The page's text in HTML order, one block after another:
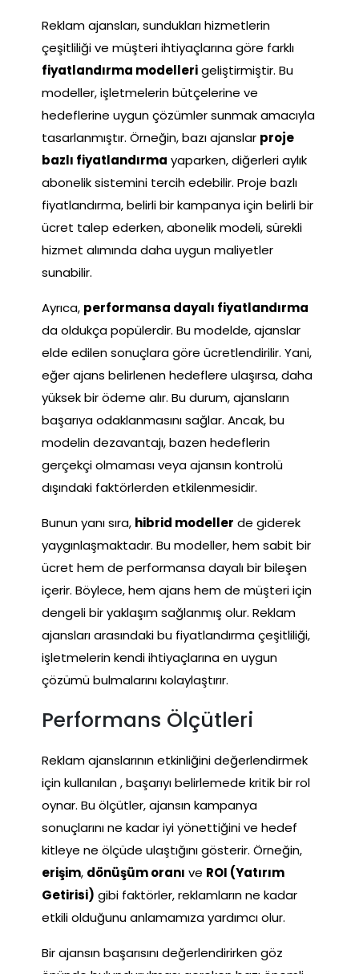
Reklam ajansları, sundukları hizmetlerin
çeşitliliği ve müşteri ihtiyaçlarına göre farklı
fiyatlandırma modellerigeliştirmiştir. Bu
modeller, işletmelerin bütçelerine ve
hedeflerine uygun çözümler sunmak amacıyla
tasarlanmıştır. Örneğin, bazı ajanslar proje
bazlı fiyatlandırma yaparken, diğerleri aylık
abonelik sistemini tercih edebilir. Proje bazlı
fiyatlandırma, belirli bir kampanya için belirli bir
ücret talep ederken, abonelik modeli, sürekli
hizmet alımında daha uygun maliyetler
sunabilir.
Ayrıca, performansa dayalı fiyatlandırma
da oldukça popülerdir. Bu modelde, ajanslar
elde edilen sonuçlara göre ücretlendirilir. Yani,
eğer ajans belirlenen hedeflere ulaşırsa, daha
yüksek bir ödeme alır. Bu durum, ajansların
başarıya odaklanmasını sağlar. Ancak, bu
modelin dezavantajı, bazen hedeflerin
gerçekçi olmaması veya ajansın kontrolü
dışındaki faktörlerden etkilenmesidir.
Bunun yanı sıra, hibrid modeller de giderek
yaygınlaşmaktadır. Bu modeller, hem sabit bir
ücret hem de performansa dayalı bir bileşen
içerir. Böylece, hem ajans hem de müşteri için
dengeli bir yaklaşım sağlanmış olur. Reklam
ajansları arasındaki bu fiyatlandırma çeşitliliği,
işletmelerin kendi ihtiyaçlarına en uygun
çözümü bulmalarını kolaylaştırır.
Performans Ölçütleri
Reklam ajanslarının etkinliğini değerlendirmek
için kullanılan , başarıyı belirlemede kritik bir rol
oynar. Bu ölçütler, ajansın kampanya
sonuçlarını ne kadar iyi yönettiğini ve hedef
kitleye ne ölçüde ulaştığını gösterir. Örneğin,
erişim, dönüşüm oranı ve ROI (Yatırım
Getirisi) gibi faktörler, reklamların ne kadar
etkili olduğunu anlamamıza yardımcı olur.
Bir ajansın başarısını değerlendirirken göz